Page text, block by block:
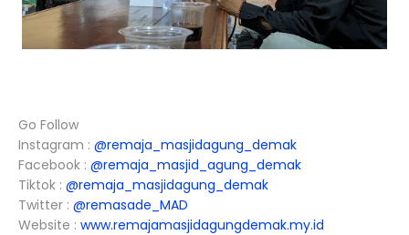
Go Follow
Instagram : @remaja_masjidagung_demak
Facebook : @remaja_masjid_agung_demak
Tiktok : @remaja_masjidagung_demak
Twitter : @remasade_MAD
Website : www.remajamasjidagungdemak.my.id